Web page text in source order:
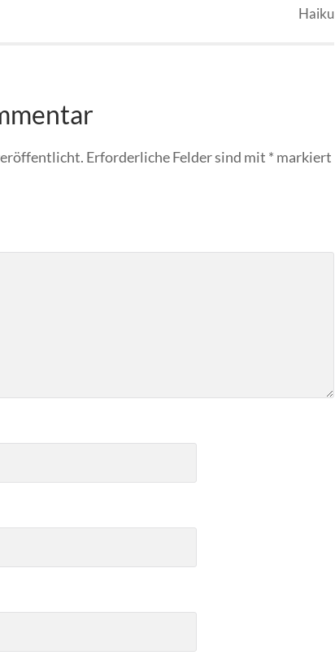
Haiku
Erforderliche Felder sind mit * markiert